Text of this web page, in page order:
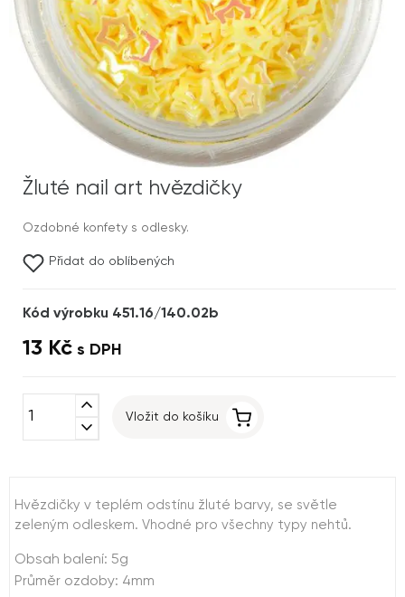
Žluté nail art hvězdičky
Ozdobné konfety s odlesky.
Přidat do oblíbených
Kód výrobku 451.16/140.02b
13 Kč s DPH
expand_less
expand_more
Vložit do košíku
Hvězdičky v teplém odstínu žluté barvy, se světle
zeleným odleskem. Vhodné pro všechny typy nehtů.
Obsah balení: 5g
Průměr ozdoby: 4mm